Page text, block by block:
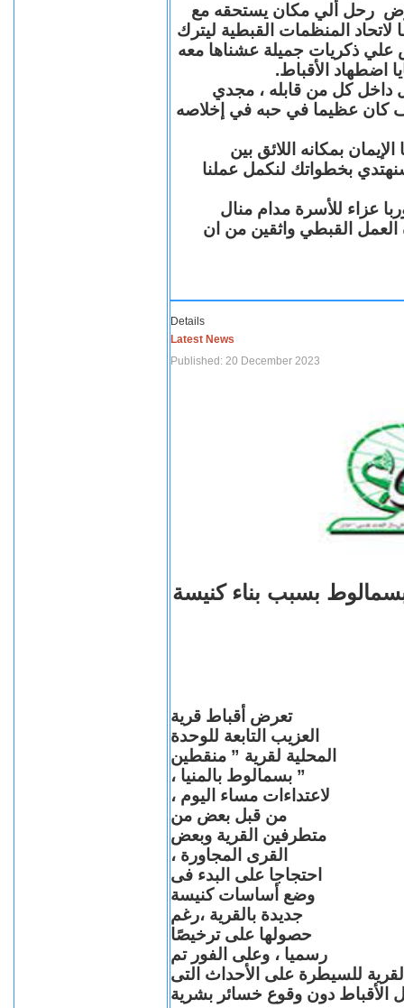
رحل ألي مكان يستحقه مع
المنظمات القبطية ليترك
علي ذكريات جميلة عشناها معه
اضطهاد الأقباط.
داخل كل من قابله ، مجدي
عظيما في حبه في إخلاصه
بمكانه اللائق بين
بخطواتك لنكمل عملنا
عزاء للأسرة مدام منال
العمل القبطي واثقين من ان
Details
Latest News
Published: 20 December 2023
بسبب بناء كنيسة
تعرض أقباط قرية
العزيب التابعة للوحدة
المحلية لقرية ” منقطين
” بسمالوط بالمنيا ،
لاعتداءات مساء اليوم ،
من قبل بعض من
متطرفين القرية وبعض
القرى المجاورة ،
احتجاجا على البدء فى
وضع أساسات كنيسة
جديدة بالقرية ،رغم
حصولها على ترخيصًا
رسميا ، وعلى الفور تم
للسيطرة على الأحداث التى